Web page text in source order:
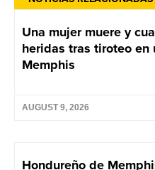
Una mujer muere y
heridas tras tiroteo
Memphis
AUGUST 9, 2026
Hondureño de